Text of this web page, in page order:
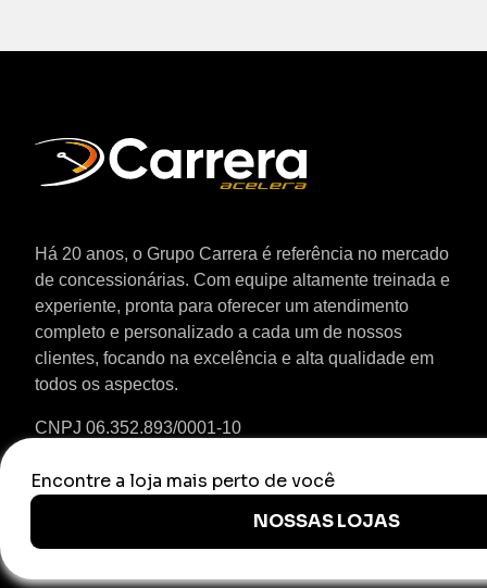
Há 20 anos, o Grupo Carrera é referência no mercado
de concessionárias. Com equipe altamente treinada e
experiente, pronta para oferecer um atendimento
completo e personalizado a cada um de nossos
clientes, focando na excelência e alta qualidade em
todos os aspectos.
CNPJ 06.352.893/0001-10